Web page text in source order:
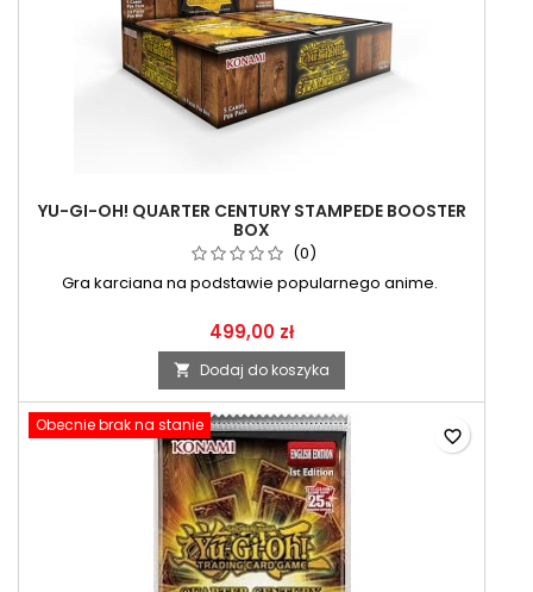
YU-GI-OH! QUARTER CENTURY STAMPEDE BOOSTER
BOX
(0)
Gra karciana na podstawie popularnego anime.
499,00 zł
 Dodaj do koszyka
Obecnie brak na stanie
favorite_border